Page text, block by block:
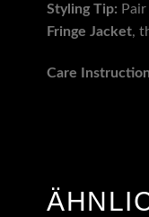
Styling Tip:
Fringe Jacket,
Care